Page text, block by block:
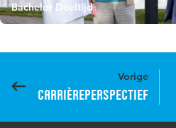
Bachelor Deeltijd
Vorige
Carrièreperspectief